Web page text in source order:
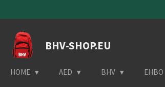
direct
naar
hoofdinhoud
BHV-SHOP.EU
HOME AED BHV EHBO